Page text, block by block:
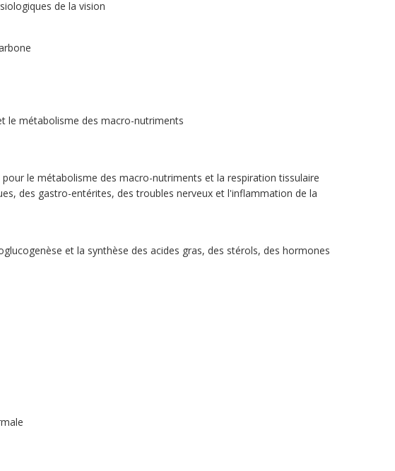
de la vision
le métabolisme des macro-nutriments
le métabolisme des macro-nutriments et la respiration tissulaire
des gastro-entérites, des troubles nerveux et l'inflammation de la
et la synthèse des acides gras, des stérols, des hormones